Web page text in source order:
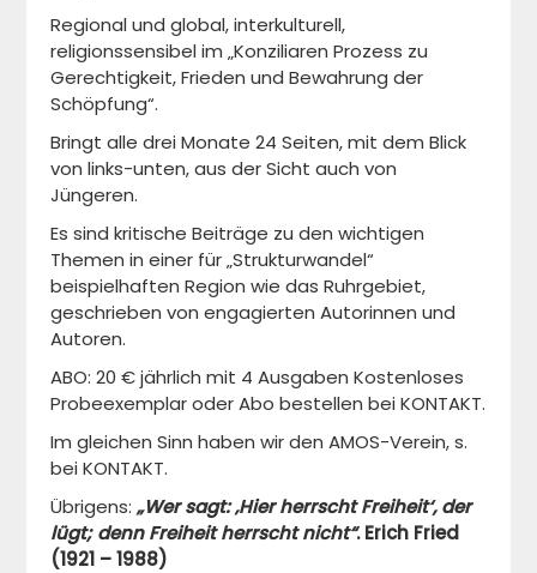
Regional und global, interkulturell,
religionssensibel im „Konziliaren Prozess zu
Gerechtigkeit, Frieden und Bewahrung der
Schöpfung“.
Bringt alle drei Monate 24 Seiten, mit dem Blick
von links-unten, aus der Sicht auch von
Jüngeren.
Es sind kritische Beiträge zu den wichtigen
Themen in einer für „Strukturwandel“
beispielhaften Region wie das Ruhrgebiet,
geschrieben von engagierten Autorinnen und
Autoren.
ABO: 20 € jährlich mit 4 Ausgaben Kostenloses
Probeexemplar oder Abo bestellen bei KONTAKT.
Im gleichen Sinn haben wir den AMOS-Verein, s.
bei KONTAKT.
Übrigens: „Wer sagt: ‚Hier herrscht Freiheit‘, der
lügt; denn Freiheit herrscht nicht“. Erich Fried
(1921 – 1988)